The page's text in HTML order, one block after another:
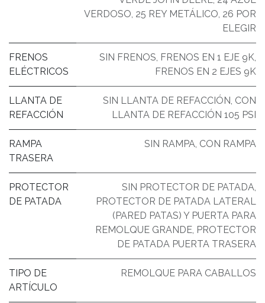
VERDOSO, 25 REY METÁLICO, 26 POR
ELEGIR
FRENOS
ELÉCTRICOS
SIN FRENOS, FRENOS EN 1 EJE 9K,
FRENOS EN 2 EJES 9K
LLANTA DE
REFACCIÓN
SIN LLANTA DE REFACCIÓN, CON
LLANTA DE REFACCIÓN 105 PSI
RAMPA
TRASERA
SIN RAMPA, CON RAMPA
PROTECTOR
DE PATADA
SIN PROTECTOR DE PATADA,
PROTECTOR DE PATADA LATERAL
(PARED PATAS) Y PUERTA PARA
REMOLQUE GRANDE, PROTECTOR
DE PATADA PUERTA TRASERA
TIPO DE
ARTÍCULO
REMOLQUE PARA CABALLOS